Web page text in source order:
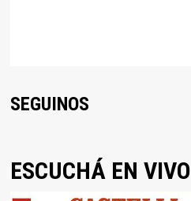
SEGUINOS
ESCUCHÁ EN VIVO